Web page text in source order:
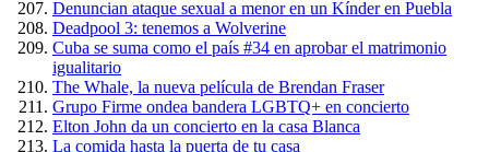
Denuncian ataque sexual a menor en un Kínder en Puebla
Deadpool 3: tenemos a Wolverine
Cuba se suma como el país #34 en aprobar el matrimonio
igualitario
The Whale, la nueva película de Brendan Fraser
Grupo Firme ondea bandera LGBTQ+ en concierto
Elton John da un concierto en la casa Blanca
La comida hasta la puerta de tu casa